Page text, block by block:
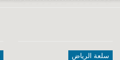
سلعة الرياض